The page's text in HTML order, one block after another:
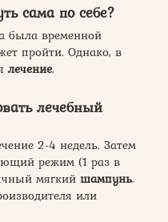
сама по себе?
была временной
пройти. Однако, в
лечение.
лечебный
2-4 недель. Затем
режим (1 раз в
мягкий шампунь.
или